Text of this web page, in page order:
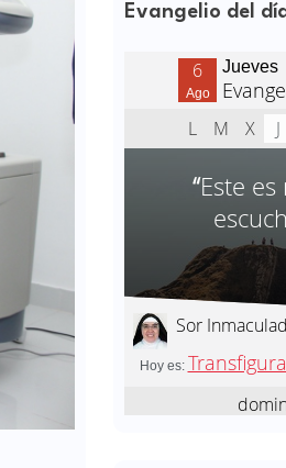
Evangelio del